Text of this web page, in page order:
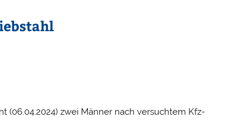
(06.04.2024) zwei Männer nach versuchtem Kfz-